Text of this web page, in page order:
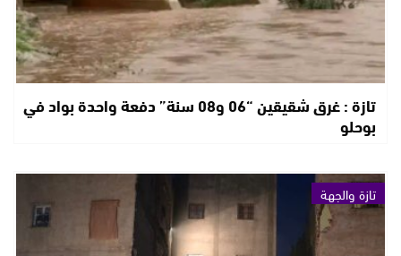
تازة : غرق شقيقين “06 و08 سنة” دفعة واحدة بواد في
بوحلو
تازة والجهة